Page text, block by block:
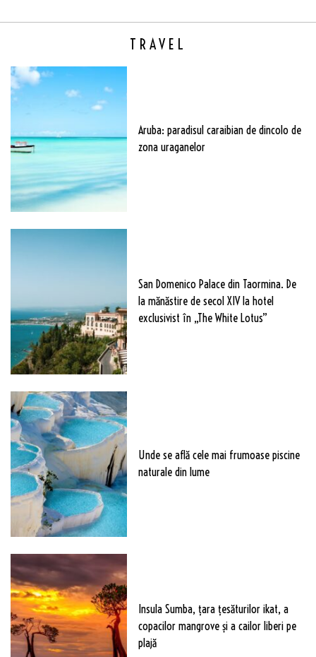
TRAVEL
Aruba: paradisul caraibian de dincolo de
zona uraganelor
San Domenico Palace din Taormina. De
la mănăstire de secol XIV la hotel
exclusivist în „The White Lotus”
Unde se află cele mai frumoase piscine
naturale din lume
Insula Sumba, țara țesăturilor ikat, a
copacilor mangrove și a cailor liberi pe
plajă